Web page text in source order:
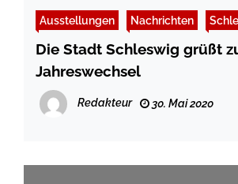
Ausstellungen Nachrichten
Die Stadt Schleswig grüßt
Jahreswechsel
Redakteur 30. Mai 2020